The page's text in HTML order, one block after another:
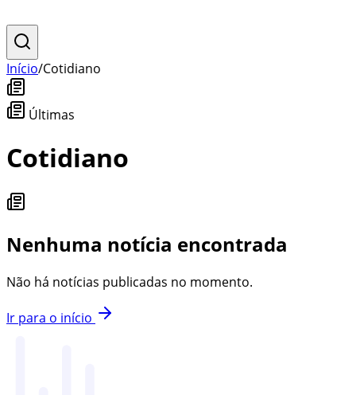
Início/Cotidiano
Últimas
Cotidiano
Nenhuma notícia encontrada
Não há notícias publicadas no momento.
Ir para o início